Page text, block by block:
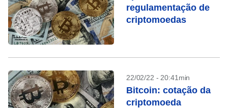
regulamentação de
criptomoedas
22/02/22 - 20:41min
Bitcoin: cotação da
criptomoeda